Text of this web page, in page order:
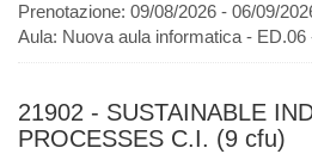
Prenotazione: 09/08/2026 - 06/09/
Aula: Nuova aula informatica -
21902 - SUSTAINABLE
PROCESSES C.I. (9 cfu)